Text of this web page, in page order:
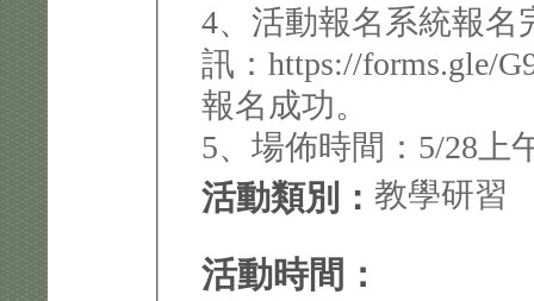
4、活動報名系統報名
訊：https://forms.gle/
報名成功。
5、場佈時間：5/28上
活動類別： 教學研習
活動時間：